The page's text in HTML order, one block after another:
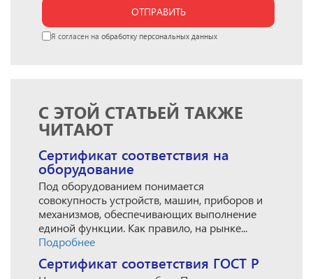
ОТПРАВИТЬ
Я согласен на обработку персональных данных
С ЭТОЙ СТАТЬЕЙ ТАКЖЕ
ЧИТАЮТ
Сертификат соответствия на
оборудование
Под оборудованием понимается
совокупность устройств, машин, приборов и
механизмов, обеспечивающих выполнение
единой функции. Как правило, на рынке...
Подробнее
Сертификат соответствия ГОСТ Р